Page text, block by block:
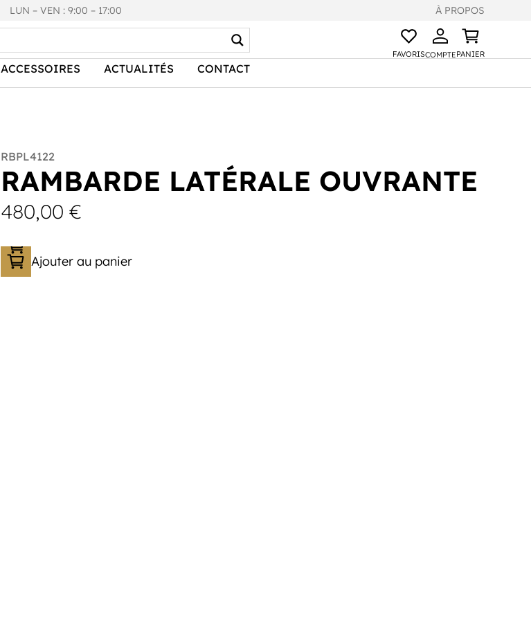
LUN – VEN : 9:00 – 17:00 À PROPOS
ACCESSOIRES ACTUALITÉS CONTACT
FAVORISCOMPTEPANIER
RBPL4122
RAMBARDE LATÉRALE OUVRANTE
480,00 €
Ajouter au panier